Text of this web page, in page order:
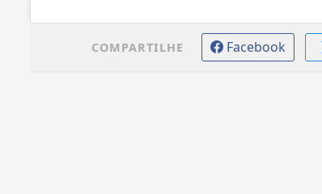
COMPARTILHE Facebook